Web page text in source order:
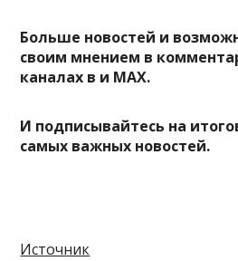
Больше новостей и
своим мнением в
каналах в и MAX.
И подписывайтесь на
самых важных новостей.
Источник